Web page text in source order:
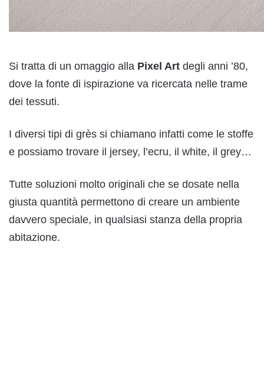
Si tratta di un omaggio alla Pixel Art degli anni ’80,
dove la fonte di ispirazione va ricercata nelle trame
dei tessuti.
I diversi tipi di grès si chiamano infatti come le stoffe
e possiamo trovare il jersey, l’ecru, il white, il grey…
Tutte soluzioni molto originali che se dosate nella
giusta quantità permettono di creare un ambiente
davvero speciale, in qualsiasi stanza della propria
abitazione.